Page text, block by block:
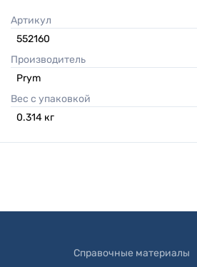
Артикул
552160
Производитель
Prym
Вес с упаковкой
0.314 кг
Справочные материалы